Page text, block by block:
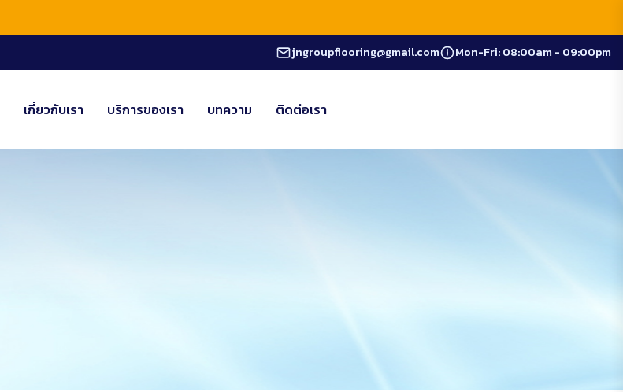
jngroupflooring@gmail.com Mon-Fri: 08:00am - 09:00pm
เกี่ยวกับเรา บริการของเรา บทความ ติดต่อเรา